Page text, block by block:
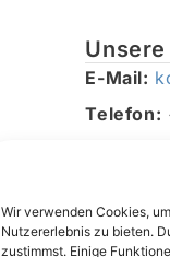
Wir verwenden Cookies,
Nutzererlebnis zu bieten.
zustimmst. Einige
E-Mail:
Telefon: